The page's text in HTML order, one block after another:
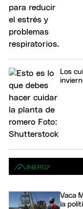
Los
Vaca
la